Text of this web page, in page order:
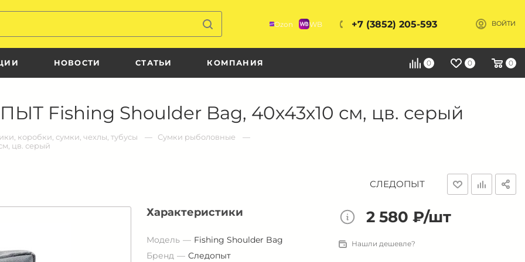
Ozon WB +7 (3852) 205-593 ВОЙТИ
НОВОСТИ СТАТЬИ КОМПАНИЯ 0 0 0
Fishing Shoulder Bag, 40х43х10 см, цв. серый
коробки, сумки, чехлы, тубусы
Сумки рыболовные
цв. серый
СЛЕДОПЫТ
Характеристики
Модель
Fishing Shoulder Bag
Бренд
Следопыт
2 580 ₽/шт
Нашли дешевле?